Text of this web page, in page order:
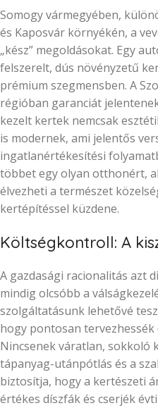
Somogy vármegyében,
és Kaposvár környékén, a
„kész” megoldásokat. Egy
felszerelt, dús növényzetű
prémium szegmensben. A
régióban garanciát
kezelt kertek nemcsak
is modernek, ami jelentős
ingatlanértékesítési
többet egy olyan otthonért,
élvezheti a természet
kertépítéssel küzdene.
Költségkontroll: A
A gazdasági racionalitás azt
mindig olcsóbb a
szolgáltatásunk lehetővé
hogy pontosan
Nincsenek váratlan, sokkoló
tápanyag-utánpótlás és a
biztosítja, hogy a kertészeti
értékes díszfák és cserjék